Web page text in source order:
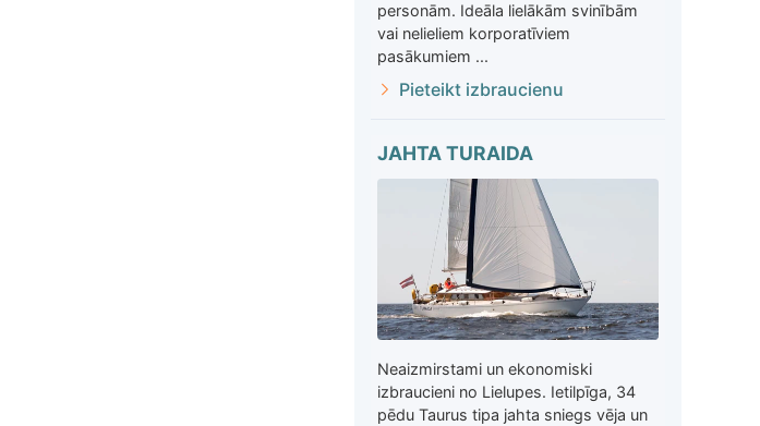
personām. Ideāla lielākām svinībām
vai nelieliem korporatīviem
pasākumiem ...
Pieteikt izbraucienu
JAHTA TURAIDA
Neaizmirstami un ekonomiski
izbraucieni no Lielupes. Ietilpīga, 34
pēdu Taurus tipa jahta sniegs vēja un